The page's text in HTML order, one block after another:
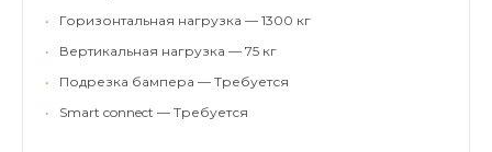
•
Горизонтальная нагрузка — 1300 кг
•
Вертикальная нагрузка — 75 кг
•
Подрезка бампера — Требуется
•
Smart connect — Требуется